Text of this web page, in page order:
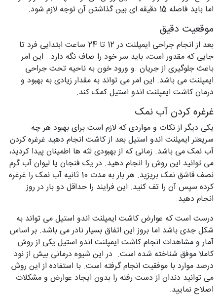
اما باید فاصله 15 دقیقه ای بین گذاشتن آن توجه لازم شود.
موقعیت دقیق
بعد از انجام جراحی ایمپلنت در 12 تا 24 ساعت ابتدایی فرد تا
جایی که مقدور است، باید سر خود را صاف نگه دارد.. این امر
باعث جلوگیری از جریان .و ورود خون به ناحیه تحت جراحی
ایمپلنت می باشد. این امر می تواند به مقدار زیادی به بهبود و
درمان کاشت ایمپلنت اندو استیل کمک کند.
غرغره کردن آب نمک
یکی دیگر از نکات و مواردی که لازم است برای بهبود هر چه
سریعتر ایمپلنت اندو استیل بعد از کاشت انجام دهید غرغره کردن
آب نمک می باشد. زمانی که از بهبودی لثه ها اطمینان پیدا کردید،
می توانید این روش را انجام دهید. در یک فنجان یا لیوان آب گرم
نصف قاشق نمک بریزید. هر بار به مدت 10 ثانیه آب نمک را غرغره
کرده سپس آن را تف کنید. این فرایند را حداقل دو بار در روز
انجام دهید.
درست است که عوارض کاشت ایمپلنت اندو استیل می تواند به
شکل جدی باشد اما بروز این اتفاق بسیار نادر می باشد. بر اساس
آمار و مشاهدات انجام کاشت ایمپلنت اندو استیل یکی از روش
کاملا موفق شناخته شده است. در این شیوه درمانی بیش از نود
درصد موارد با موفقیت انجام گرفته است. با استفاده از این روش
می توانید دندان از دست رفته را بدون ایجاد عوارض و مشکلات
اصلاح نمایید.